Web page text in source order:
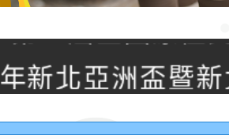
服務，鼓勵民眾
的減碳存摺2.0
如說明，請參閱
新北亞洲盃暨
項錦標賽
115學年度學生